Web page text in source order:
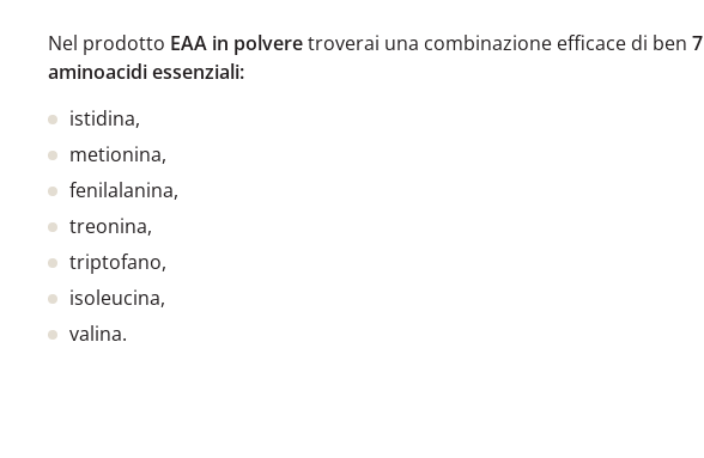
Nel prodotto EAA in polveretroverai una combinazione efficace di ben 7
aminoacidi essenziali:
istidina,
metionina,
fenilalanina,
treonina,
triptofano,
isoleucina,
valina.